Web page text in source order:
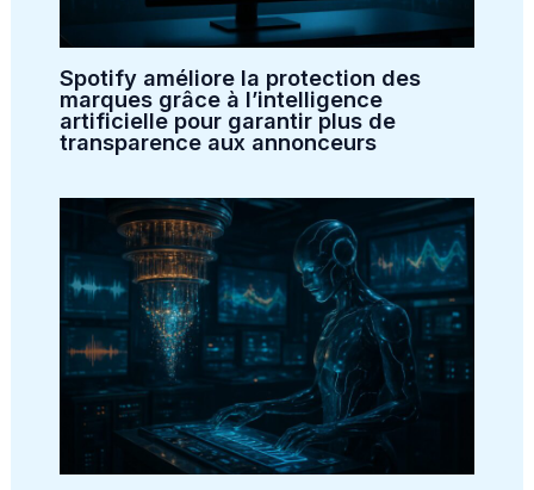
Spotify améliore la protection des
marques grâce à l’intelligence
artificielle pour garantir plus de
transparence aux annonceurs